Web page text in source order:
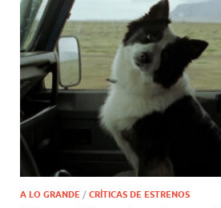
A LO GRANDE / CRÍTICAS DE ESTRENOS